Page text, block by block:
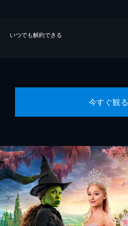
いつでも解約できる
今すぐ観る